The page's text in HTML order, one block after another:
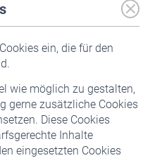
ein, die für den
wie möglich zu gestalten,
gerne zusätzliche Cookies
Diese Cookies
Inhalte
eingesetzten Cookies